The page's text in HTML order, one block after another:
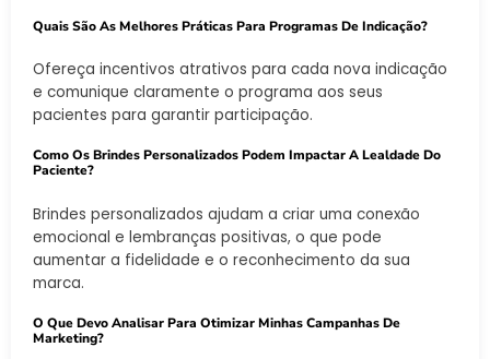
Quais São As Melhores Práticas Para Programas De Indicação?
Ofereça incentivos atrativos para cada nova indicação
e comunique claramente o programa aos seus
pacientes para garantir participação.
Como Os Brindes Personalizados Podem Impactar A Lealdade Do
Paciente?
Brindes personalizados ajudam a criar uma conexão
emocional e lembranças positivas, o que pode
aumentar a fidelidade e o reconhecimento da sua
marca.
O Que Devo Analisar Para Otimizar Minhas Campanhas De
Marketing?